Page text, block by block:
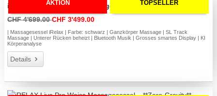
AKTION TOPSELLER
iRELAX Livo Pro Black Massagesessel – **Zero-Gravity**
CHF 4'699.00CHF 3'499.00
| Massagesessel iRelax | Farbe: schwarz | Ganzkörper Massage | SL Track
Massage | Unterer Rücken beheizt | Bluetooth Musik | Grosses smartes Display | KI
Körperanalyse
Details